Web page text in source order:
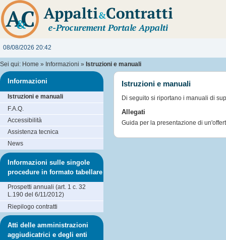
08/08/2026 20:42
Sei qui: Home » Informazioni » Istruzioni e manuali
Istruzioni e manuali
Di seguito si riportano i manuali di
Allegati
Guida per la presentazione di
Informazioni
Istruzioni e manuali
F.A.Q.
Accessibilità
Assistenza tecnica
News
Informazioni sulle singole
procedure in formato tabellare
Prospetti annuali (art. 1 c. 32
L.190 del 6/11/2012)
Riepilogo contratti
Atti delle amministrazioni
aggiudicatrici e degli enti